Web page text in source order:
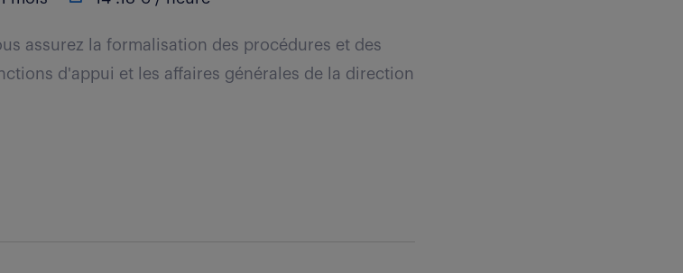
assurez la formalisation des procédures et des
d'appui et les affaires générales de la direction